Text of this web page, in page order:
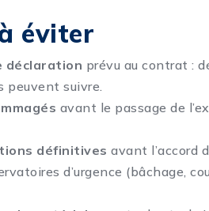
éviter
déclaration prévu au contrat :
peuvent suivre.
avant le passage de
définitives avant l’accord
d’urgence (bâchage,